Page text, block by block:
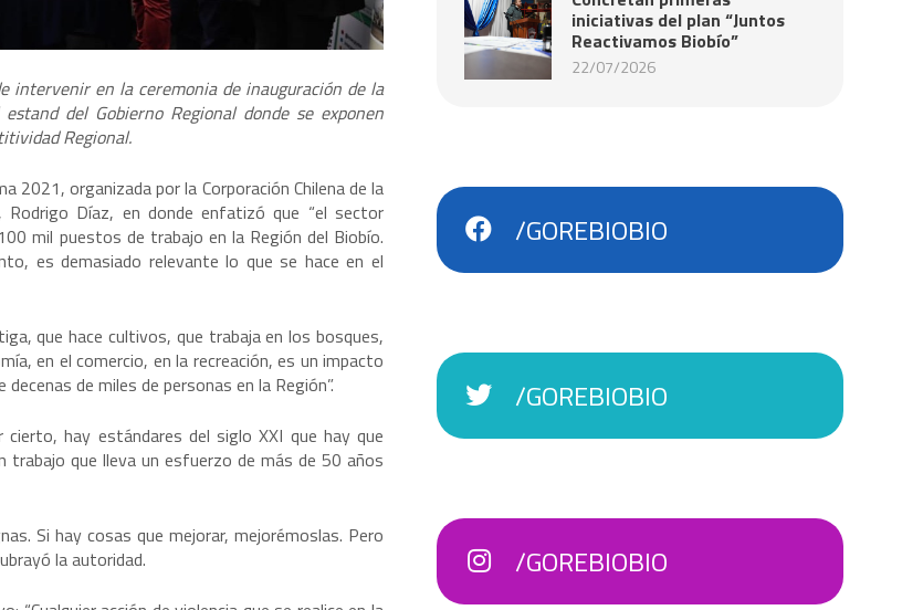
intervenir en la ceremonia de inauguración de la
del Gobierno Regional donde se exponen
Regional.
2021, organizada por la Corporación Chilena de la
Díaz, en donde enfatizó que “el sector
mil puestos de trabajo en la Región del Biobío.
es demasiado relevante lo que se hace en el
que hace cultivos, que trabaja en los bosques,
en el comercio, en la recreación, es un impacto
de miles de personas en la Región”.
hay estándares del siglo XXI que hay que
trabajo que lleva un esfuerzo de más de 50 años
Si hay cosas que mejorar, mejorémoslas. Pero
la autoridad.
iniciativas del plan “Juntos
Reactivamos Biobío”
22/07/2026
/GOREBIOBIO
/GOREBIOBIO
/GOREBIOBIO